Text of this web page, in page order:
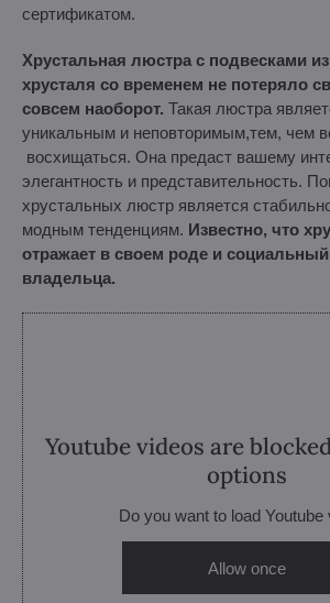
сертификатом.
Хрустальная люстра с подвесками
хрусталя со временем не потеряло
совсем наоборот. Такая люстра
уникальным и неповторимым,тем, чем
восхищаться. Она предаст вашему
элегантность и представительность.
хрустальных люстр является
модным тенденциям. Известно, что
отражает в своем роде и социальный
владельца.
Youtube videos are
options
Do you want to load Youtube
Allow once